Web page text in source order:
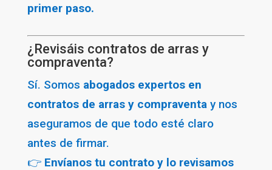
primer paso.
¿Revisáis contratos de arras y
compraventa?
Sí. Somos abogados expertos en
contratos de arras y compraventa y nos
aseguramos de que todo esté claro
antes de firmar.
👉 Envíanos tu contrato y lo revisamos